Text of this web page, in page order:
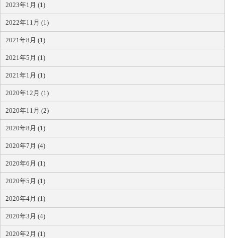
2023年1月 (1)
2022年11月 (1)
2021年8月 (1)
2021年5月 (1)
2021年1月 (1)
2020年12月 (1)
2020年11月 (2)
2020年8月 (1)
2020年7月 (4)
2020年6月 (1)
2020年5月 (1)
2020年4月 (1)
2020年3月 (4)
2020年2月 (1)